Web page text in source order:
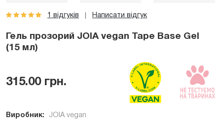
1 відгуків Написати відгук
Гель прозорий JOIA vegan Tape Base Gel
(15 мл)
315.00 грн.
Виробник: JOIA vegan